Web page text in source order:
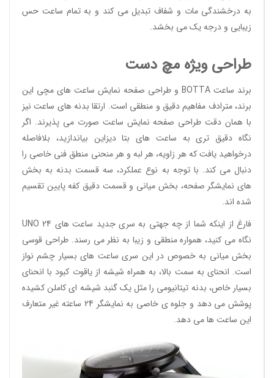
به درخشندگی مات و شفاف تبدیل می کند و به تمام ساعت حس
زیبایی و درجه یک می بخشد.
طراحی ویژه مچ دست
برند ساعت BOTTA و طراحی صفحه نمایش ساعت های مچی این
برند، مترادف مفاهیم دقیق و منطقی است. ارتقا بدنه های ساعت نیز
با همان دقت طراحی صفحه نمایش ساعت صورت می پذیرند. اگر
نگاه دقیق تری به ساعت های بتا دیزاین بیاندازید، بلافاصله
درخواهید یافت که هر زاویه، هر لبه و هر منحنی منطق فنی خاصی را
دنبال می کند. با توجه به نوع عملکرد، سه قسمت بدنه به بخش
های نمایشگر صفحه، بخش میانی و قسمت دقیق کفه پایین تقسیم
شده اند.
فارغ از اینکه شما از چه جهتی به سری جدید ساعت های UNO 24
نگاه می کنید، همواره منطقی و زیبا به نظر می رسند. طراحی قوسی
بخش میانی به خصوص در این سری ساعت های بسیار چشم نواز
است. انحنای به سمت بالا، به همراه شیشه از یاقوت کبود با انحنای
بسیار خاص، بدنه تیتانیومی را مثل یک گنبد شیشه ای کاملن کشیده
پوشش می دهد و جلوه ی خاصی به نمایشگر 24 ساعته غیر متعارف
این ساعت ها می دهد.